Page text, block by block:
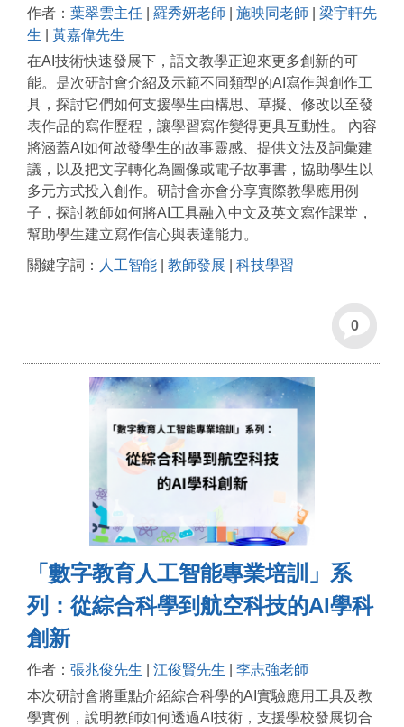
作者： 葉翠雲主任 羅秀妍老師 施映同老師
梁宇軒先
生
黃嘉偉先生
在AI技術快速發展下，語文教學正迎來更多創新的可
能。是次研討會介紹及示範不同類型的AI寫作與創作工
具，探討它們如何支援學生由構思、草擬、修改以至發
表作品的寫作歷程，讓學習寫作變得更具互動性。 內容
將涵蓋AI如何啟發學生的故事靈感、提供文法及詞彙建
議，以及把文字轉化為圖像或電子故事書，協助學生以
多元方式投入創作。研討會亦會分享實際教學應用例
子，探討教師如何將AI工具融入中文及英文寫作課堂，
幫助學生建立寫作信心與表達能力。
關鍵字詞： 人工智能 教師發展 科技學習
0
「數字教育人工智能專業培訓」系
列：從綜合科學到航空科技的AI學科
創新
作者： 張兆俊先生 江俊賢先生
李志強老師
本次研討會將重點介紹綜合科學的AI實驗應用工具及教
學實例，說明教師如何透過AI技術，支援學校發展切合